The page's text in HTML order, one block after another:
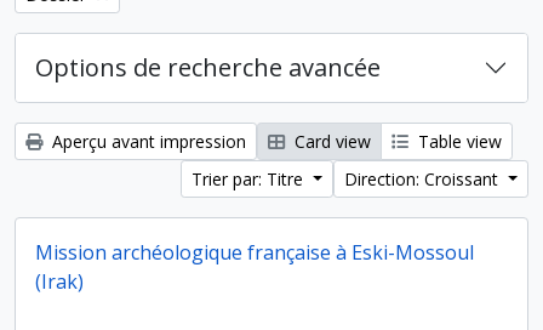
Options de recherche avancée
Aperçu avant impression Card view
Table view
Trier par: Titre
Direction: Croissant
Mission archéologique française à Eski-Mossoul
(Irak)